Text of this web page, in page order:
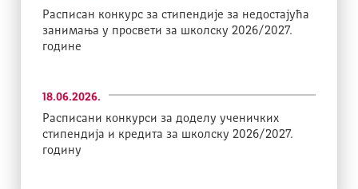
Расписан конкурс за стипендије за недостајућа
занимања у просвети за школску 2026/2027.
године
Расписани конкурси за доделу ученичких
стипендија и кредита за школску 2026/2027.
годину
18.06.2026.